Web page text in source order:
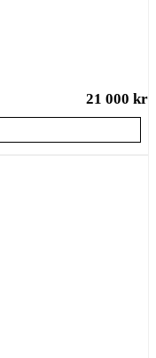
21 000 kr